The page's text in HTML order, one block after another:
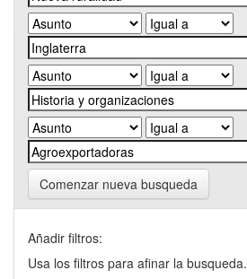
Comenzar nueva busqueda
Añadir filtros:
Usa los filtros para afinar la busqueda.